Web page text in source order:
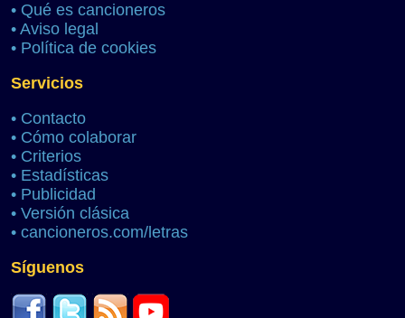
• Qué es cancioneros
• Aviso legal
• Política de cookies
Servicios
• Contacto
• Cómo colaborar
• Criterios
• Estadísticas
• Publicidad
• Versión clásica
• cancioneros.com/letras
Síguenos